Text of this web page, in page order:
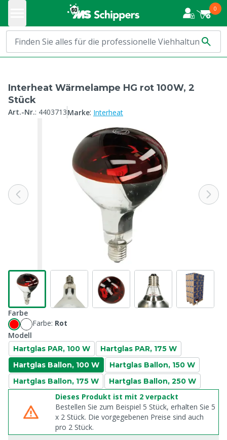
0
Interheat Wärmelampe HG rot 100W, 2
Stück
Art.-Nr.: 4403713Marke: Interheat
Farbe
Farbe: Rot
Modell
Hartglas PAR, 100 W
Hartglas PAR, 175 W
Hartglas Ballon, 100 W
Hartglas Ballon, 150 W
Hartglas Ballon, 175 W
Hartglas Ballon, 250 W
Dieses Produkt ist mit 2 verpackt
Bestellen Sie zum Beispiel 5 Stück, erhalten Sie 5
x 2 Stück. Die vorgegebenen Preise sind auch
pro 2 Stück.